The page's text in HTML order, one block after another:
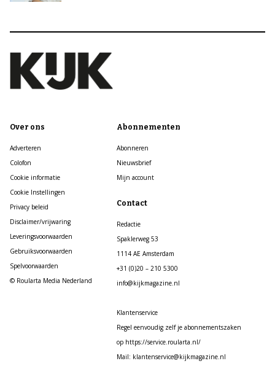
Over ons
Adverteren
Colofon
Cookie informatie
Cookie Instellingen
Privacy beleid
Disclaimer/vrijwaring
Leveringsvoorwaarden
Gebruiksvoorwaarden
Spelvoorwaarden
© Roularta Media Nederland
Abonnementen
Abonneren
Nieuwsbrief
Mijn account
Contact
Redactie
Spaklerweg 53
1114 AE Amsterdam
+31 (0)20 – 210 5300
info@kijkmagazine.nl
Klantenservice
Regel eenvoudig zelf je abonnementszaken
op https://service.roularta.nl/
Mail: klantenservice@kijkmagazine.nl